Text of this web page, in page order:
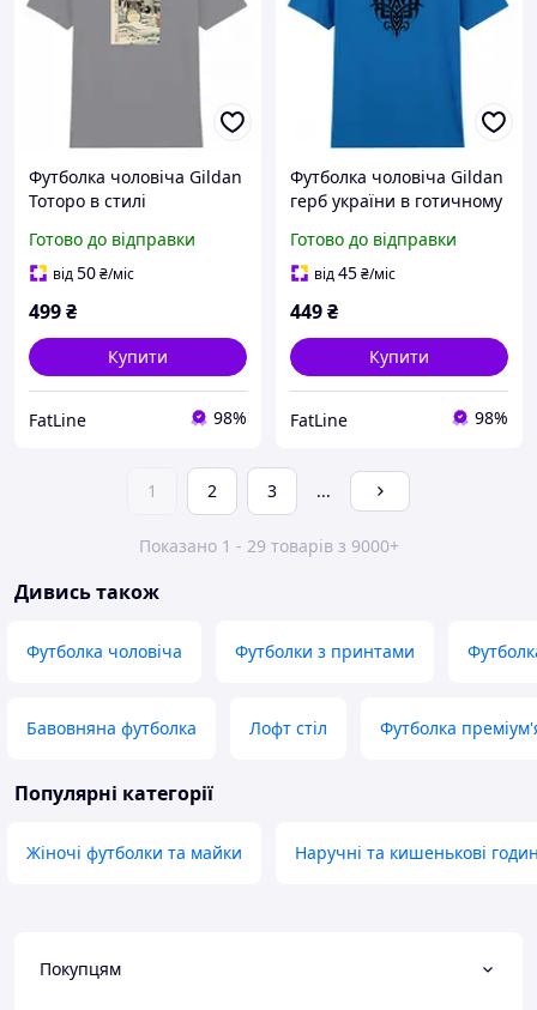
Футболка чоловіча Gildan
Тоторо в стилі
Готово до відправки
від50₴/міс
499₴
Купити
FatLine 98%
Футболка чоловіча Gildan
герб україни в готичному
Готово до відправки
від45₴/міс
449₴
Купити
FatLine 98%
1 2 3 ...
Показано 1 - 29 товарів з 9000+
Дивись також
Футболка чоловіча Футболки з принтами
Бавовняна футболка Лофт стіл Футболка
Популярні категорії
Жіночі футболки та майки Наручні та кишенькові
Покупцям